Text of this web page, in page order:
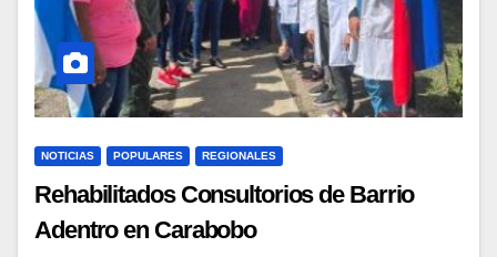
NOTICIAS POPULARES REGIONALES
Rehabilitados Consultorios de Barrio
Adentro en Carabobo